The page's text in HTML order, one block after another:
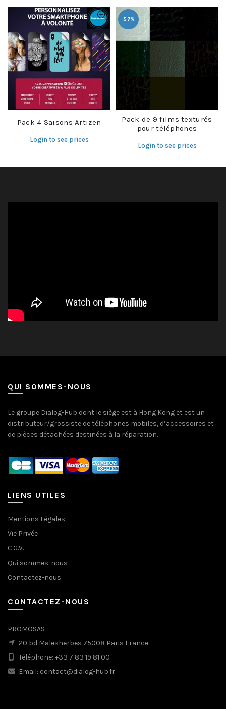
Pack 4 Saisons Artizen
Login to see prices
-57%
Pack de 9 films texturés
pour téléphones
Login to see prices
QUI SOMMES-NOUS
Le groupe Dialog-Hub dont le siège est à Hong Kong et est un
distributeur/grossiste de téléphones mobiles, d’accessoires et
de pièces détachées destinées à la réparation.
LIENS UTILES
Mentions Légales
Vie Privée
C.G.V.
Qui sommes-nous
Contactez-nous
CONTACTEZ-NOUS
PROMOSAS
20 bd Malesherbes 75008 Paris France
Téléphone: +33 7 83 19 81 00
Email: contact@dialog-hub.fr